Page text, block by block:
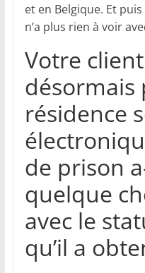
et en Belgique. Et
n’a plus rien à voir
Votre
désormais
résidence
de prison
quelque
avec le
qu’il a